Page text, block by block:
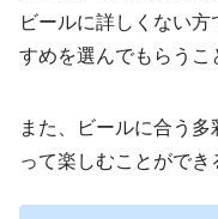
ビールに詳しくない
すめを選んでもらうこ
また、ビールに合う
って楽しむことができ